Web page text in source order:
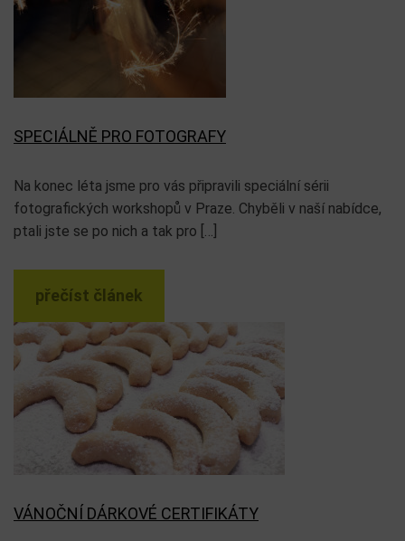
SPECIÁLNĚ PRO FOTOGRAFY
Na konec léta jsme pro vás připravili speciální sérii
fotografických workshopů v Praze. Chyběli v naší nabídce,
ptali jste se po nich a tak pro […]
přečíst článek
VÁNOČNÍ DÁRKOVÉ CERTIFIKÁTY